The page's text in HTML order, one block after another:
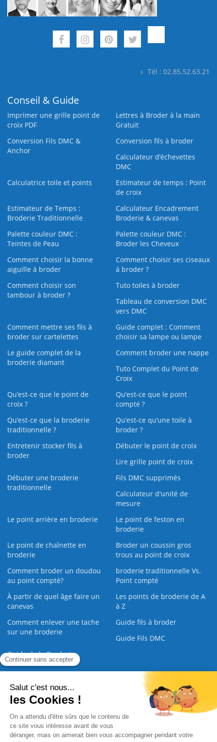
Tél : 02.85.52.63.21
Conseil & Guide
Imprimer une grille point de
croix PDF
Lettres à Broder à la main
Gratuit
Conversion Fils DMC &
Anchor
Conversion fils à broder
Calculateur d’échevettes
DMC
Calculatrice toile et points
Estimateur de temps : Point
de croix
Estimateur de Temps :
Broderie Traditionnelle
Calculateur Encadrement
Broderie & canevas
Palette couleur DMC :
Teintes de Peau
Palette couleur DMC :
Broder les Cheveux
Comment choisir la bonne
aiguille à broder
Comment choisir ses ciseaux
à broder ?
Comment choisir son
tambour à broder ?
Tuto toiles à broder
Tableau de conversion DMC
vers DMC
Comment mettre ses fils à
broder sur cartelettes
Guide complet : Comment
choisir sa lampe ou lampe
Le guide complet de la
broderie diamant
Comment broder une nappe
Tuto Complet du Point de
Croix
Qu’est-ce que le point de
croix ?
Qu’est-ce que le point
compté ?
Qu’est-ce que la broderie
traditionnelle ?
Qu’est‑ce qu’une toile à
broder ?
Entretenir stocker fils à
broder
Débuter le point de croix
Lire grille point de croix
Débuter une broderie
traditionnelle
Fils DMC supprimés
Calculateur d'unité de
mesure
Le point arrière en broderie
Le point de feston en
broderie
Le point de chaînette en
broderie
Broder un coussin gros
trous au point de croix
Comment broder un doudou
au point compté?
broderie traditionnelle Vs.
Point compté
À partir de quel âge faire un
canevas
Les points de broderie de A
à Z
Comment enlever une tache
sur une broderie
Guide fils à broder
Guide Fils DMC
Guide de la Broderie
Nous contacter |
Paiement sécurisé